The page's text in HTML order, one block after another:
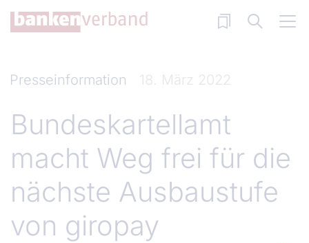
Direkt zum Inhalt
Presseinformation 18. März 2022
Bundeskartellamt
macht Weg frei für die
nächste Ausbaustufe
von giropay